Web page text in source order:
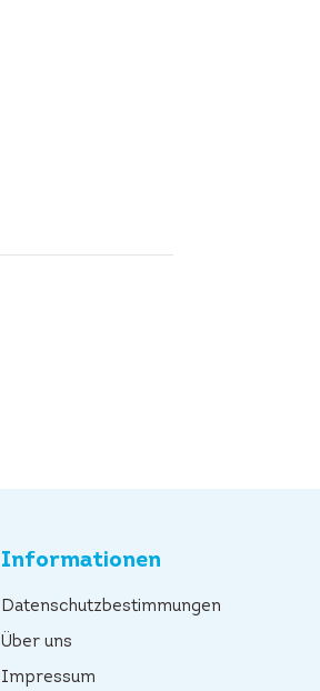
Informationen
Datenschutzbestimmungen
Über uns
Impressum